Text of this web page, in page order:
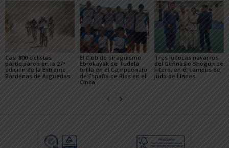
Casi 800 ciclistas
participaron en la 27ª
edición de la Extreme
Bardenas de Arguedas
El Club de piragüismo
Ebrokayak de Tudela
brilla en el Campeonato
de España de Ríos en el
Cinca
Tres judocas navarros
del Gimnasio Shogun de
Fitero, en el campus de
judo de Llanes